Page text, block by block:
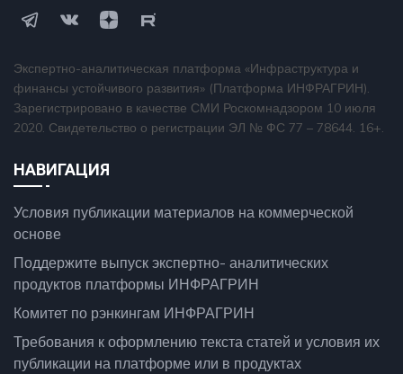
Экспертно-аналитическая платформа «Инфраструктура и
финансы устойчивого развития» (Платформа ИНФРАГРИН).
Зарегистрировано в качестве СМИ Роскомнадзором 10 июля
2020. Свидетельство о регистрации ЭЛ № ФС 77 – 78644. 16+.
НАВИГАЦИЯ
Условия публикации материалов на коммерческой
основе
Поддержите выпуск экспертно- аналитических
продуктов платформы ИНФРАГРИН
Комитет по рэнкингам ИНФРАГРИН
Требования к оформлению текста статей и условия их
публикации на платформе или в продуктах